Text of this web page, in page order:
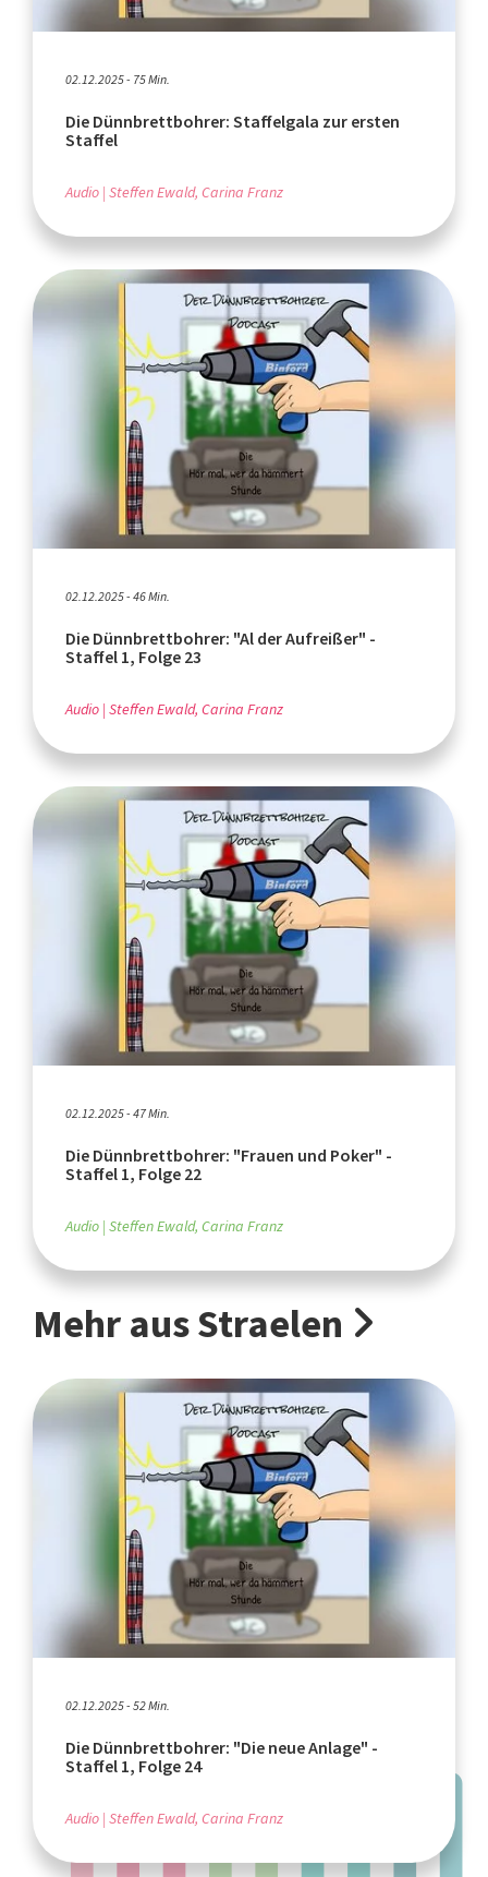
02.12.2025 - 75 Min.
Die Dünnbrettbohrer: Staffelgala zur ersten
Staffel
Audio Steffen Ewald, Carina Franz
02.12.2025 - 46 Min.
Die Dünnbrettbohrer: "Al der Aufreißer" -
Staffel 1, Folge 23
Audio Steffen Ewald, Carina Franz
02.12.2025 - 47 Min.
Die Dünnbrettbohrer: "Frauen und Poker" -
Staffel 1, Folge 22
Audio Steffen Ewald, Carina Franz
Mehr aus Straelen
02.12.2025 - 52 Min.
Die Dünnbrettbohrer: "Die neue Anlage" -
Staffel 1, Folge 24
Audio Steffen Ewald, Carina Franz